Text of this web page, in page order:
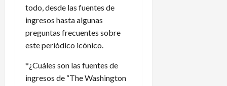
todo, desde las fuentes de
ingresos hasta algunas
preguntas frecuentes sobre
este periódico icónico.
*¿Cuáles son las fuentes de
ingresos de “The Washington